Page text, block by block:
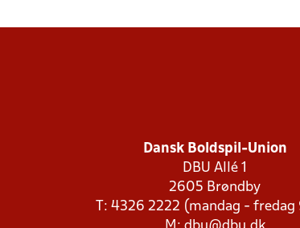
Dansk Boldspil-Union
DBU Allé 1
2605 Brøndby
T: 4326 2222 (mandag - fredag